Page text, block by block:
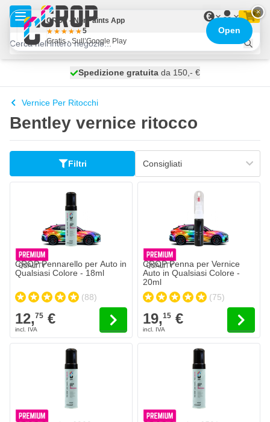
Salta al contenuto
€
spedito oggi
Spedizione gratuita da 150,- €
100 giorni
Vernice Per Ritocchi
Bentley vernice ritocco
Filtri
CROP Pennarello per Auto in
Qualsiasi Colore - 18ml
(88)
12,75 €
CROP Penna per Vernice
Auto in Qualsiasi Colore -
20ml
(75)
19,15 €
×
CROP - NonPaints App
5
Gratis - Sull’Google Play
Open